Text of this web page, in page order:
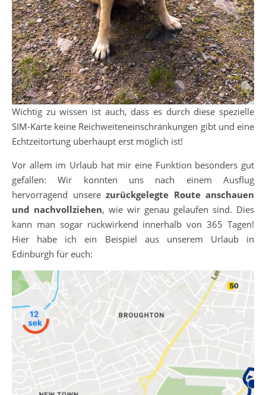
Wichtig zu wissen ist auch, dass es durch diese spezielle
SIM-Karte keine Reichweiteneinschränkungen gibt und eine
Echtzeitortung überhaupt erst möglich ist!
Vor allem im Urlaub hat mir eine Funktion besonders gut
gefallen: Wir konnten uns nach einem Ausflug
hervorragend unsere zurückgelegte Route anschauen
und nachvollziehen, wie wir genau gelaufen sind. Dies
kann man sogar rückwirkend innerhalb von 365 Tagen!
Hier habe ich ein Beispiel aus unserem Urlaub in
Edinburgh für euch: